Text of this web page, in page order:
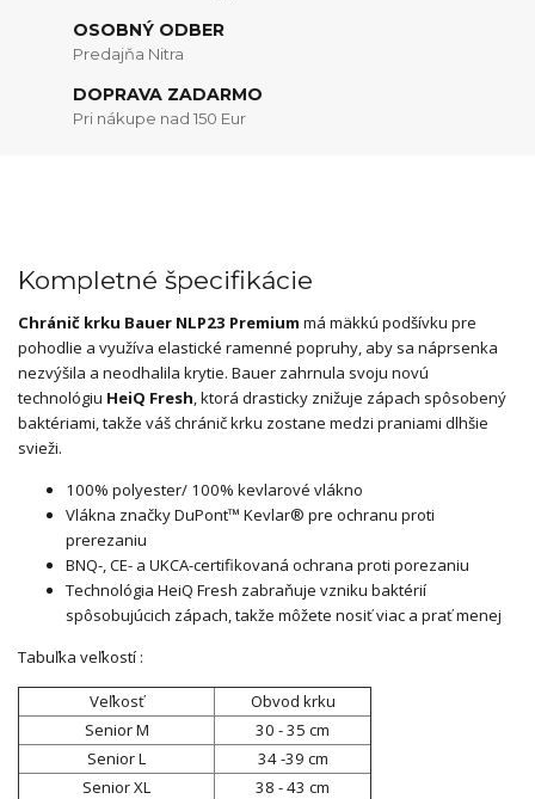
OSOBNÝ ODBER
Predajňa Nitra
DOPRAVA ZADARMO
Pri nákupe nad 150 Eur
Kompletné špecifikácie
Chránič krku Bauer NLP23 Premium má mäkkú podšívku pre
pohodlie a využíva elastické ramenné popruhy, aby sa náprsenka
nezvýšila a neodhalila krytie. Bauer zahrnula svoju novú
technológiu HeiQ Fresh, ktorá drasticky znižuje zápach spôsobený
baktériami, takže váš chránič krku zostane medzi praniami dlhšie
svieži.
100% polyester/ 100% kevlarové vlákno
Vlákna značky DuPont™ Kevlar® pre ochranu proti
prerezaniu
BNQ-, CE- a UKCA-certifikovaná ochrana proti porezaniu
Technológia HeiQ Fresh zabraňuje vzniku baktérií
spôsobujúcich zápach, takže môžete nosiť viac a prať menej
Tabuľka veľkostí :
Veľkosť
Obvod krku
Senior M
30 - 35 cm
Senior L
34 -39 cm
Senior XL
38 - 43 cm